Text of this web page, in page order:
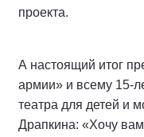
проекта.
А настоящий итог
армии» и всему 15-
театра для детей и
Драпкина: «Хочу